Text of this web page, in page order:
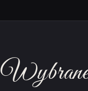
Wybrane